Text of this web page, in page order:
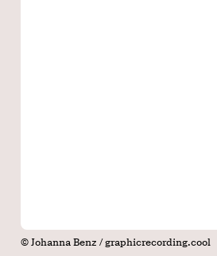
© Johanna Benz / graphicrecording.cool